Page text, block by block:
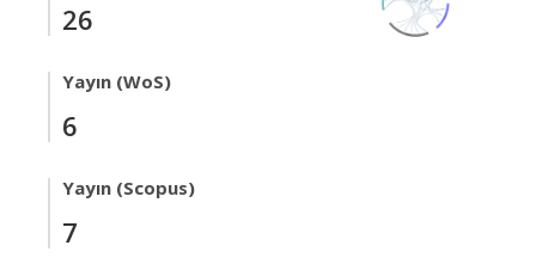
26
Yayın (WoS)
6
Yayın (Scopus)
7